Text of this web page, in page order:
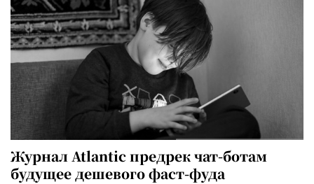
Журнал Atlantic предрек чат-ботам
будущее дешевого фаст-фуда